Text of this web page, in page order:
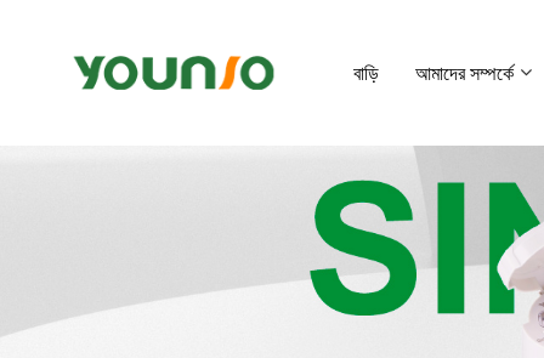
বাড়ি আমাদের সম্পর্কে